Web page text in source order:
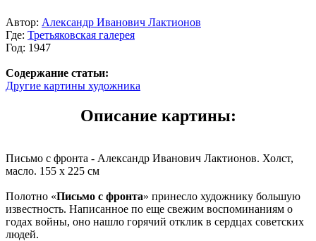
Автор: Александр Иванович Лактионов
Где: Третьяковская галерея
Год: 1947
Содержание статьи:
Другие картины художника
Описание картины:
Письмо с фронта - Александр Иванович Лактионов. Холст,
масло. 155 x 225 см
Полотно «Письмо с фронта» принесло художнику большую
известность. Написанное по еще свежим воспоминаниям о
годах войны, оно нашло горячий отклик в сердцах советских
людей.